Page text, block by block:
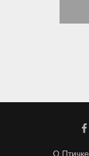
О Птичке